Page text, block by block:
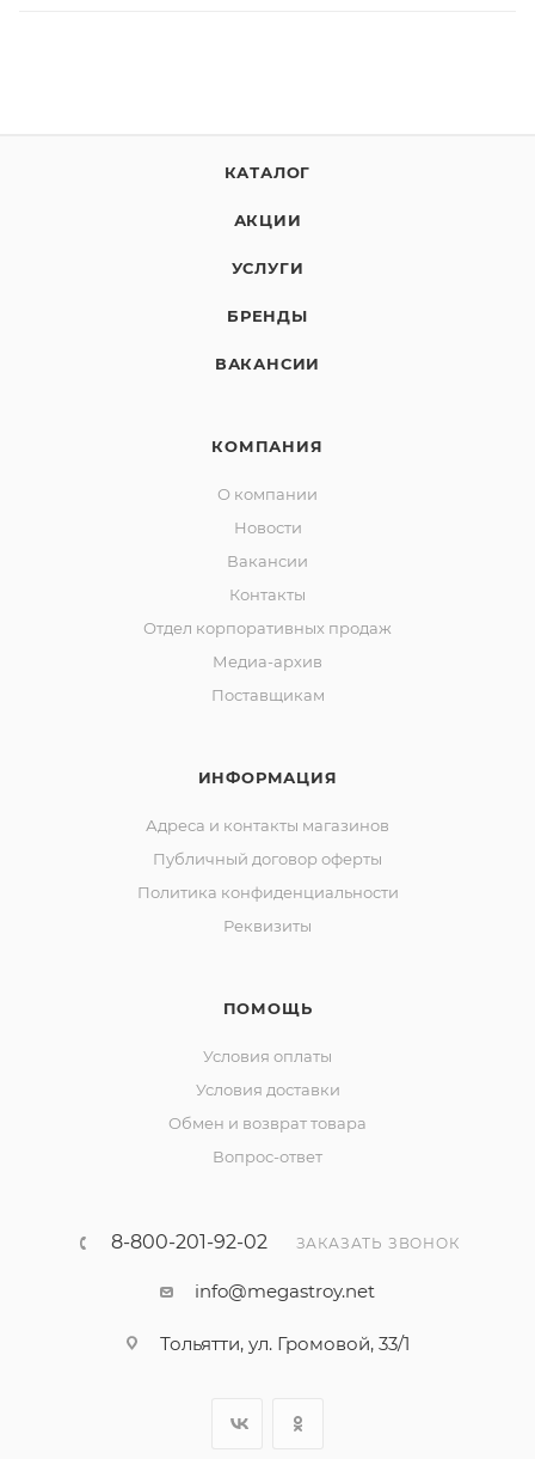
КАТАЛОГ
АКЦИИ
УСЛУГИ
БРЕНДЫ
ВАКАНСИИ
КОМПАНИЯ
О компании
Новости
Вакансии
Контакты
Отдел корпоративных продаж
Медиа-архив
Поставщикам
ИНФОРМАЦИЯ
Адреса и контакты магазинов
Публичный договор оферты
Политика конфиденциальности
Реквизиты
ПОМОЩЬ
Условия оплаты
Условия доставки
Обмен и возврат товара
Вопрос-ответ
8-800-201-92-02 ЗАКАЗАТЬ ЗВОНОК
info@megastroy.net
Тольятти, ул. Громовой, 33/1